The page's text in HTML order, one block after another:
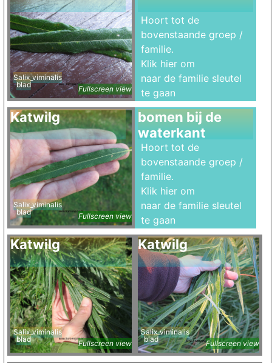
Salix_viminalis
blad
Fullscreen view
Hoort tot de
bovenstaande groep /
familie.
Klik hier om
naar de familie sleutel
te gaan
Katwilg
Salix_viminalis
blad
Fullscreen view
bomen bij de
waterkant
Hoort tot de
bovenstaande groep /
familie.
Klik hier om
naar de familie sleutel
te gaan
Katwilg
Salix_viminalis
blad
Fullscreen view
Katwilg
Salix_viminalis
blad
Fullscreen view